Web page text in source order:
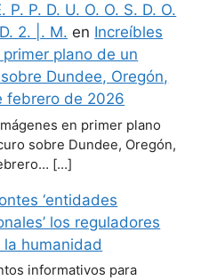
P. P. D. U. O. O. S. D. O.
2. |. M. en Increíbles
plano de un
Dundee, Oregón,
febrero de 2026
en primer plano
sobre Dundee, Oregón,
[…]
‘entidades
los reguladores
humanidad
informativos para